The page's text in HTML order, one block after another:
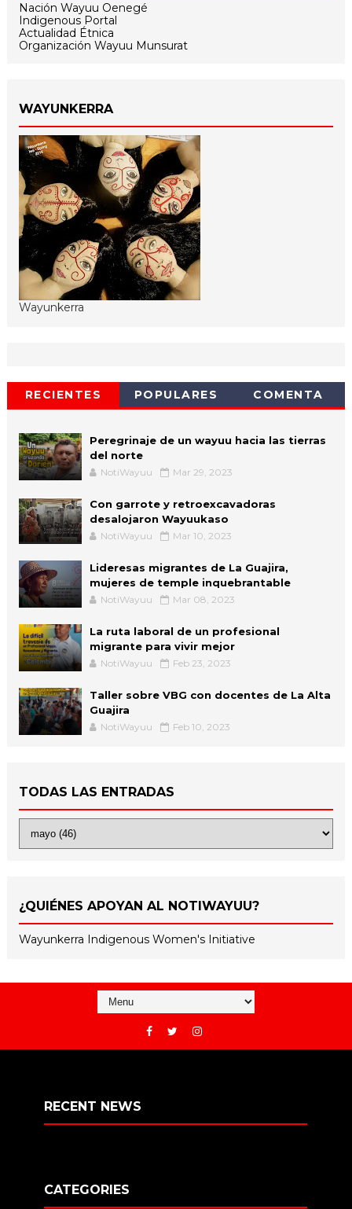
Nación Wayuu Oenegé
Indigenous Portal
Actualidad Étnica
Organización Wayuu Munsurat
WAYUNKERRA
Wayunkerra
RECIENTES POPULARES COMENTA
Peregrinaje de un wayuu hacia las tierras
del norte
NotiWayuu Mar 29, 2023
Con garrote y retroexcavadoras
desalojaron Wayuukaso
NotiWayuu Mar 10, 2023
Lideresas migrantes de La Guajira,
mujeres de temple inquebrantable
NotiWayuu Mar 08, 2023
La ruta laboral de un profesional
migrante para vivir mejor
NotiWayuu Feb 23, 2023
Taller sobre VBG con docentes de La Alta
Guajira
NotiWayuu Feb 10, 2023
TODAS LAS ENTRADAS
¿QUIÉNES APOYAN AL NOTIWAYUU?
Wayunkerra Indigenous Women's Initiative
RECENT NEWS
CATEGORIES